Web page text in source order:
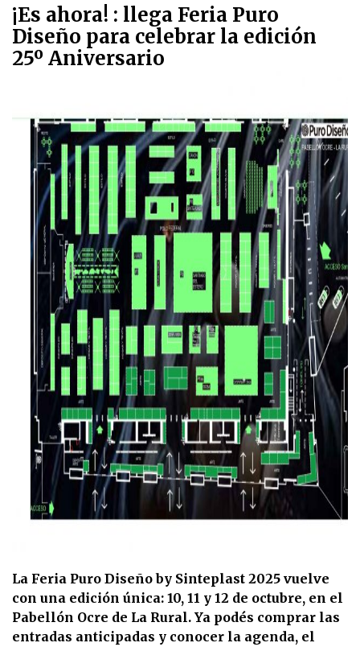
¡Es ahora! : llega Feria Puro
Diseño para celebrar la edición
25º Aniversario
La Feria Puro Diseño by Sinteplast 2025 vuelve
con una edición única: 10, 11 y 12 de octubre, en el
Pabellón Ocre de La Rural. Ya podés comprar las
entradas anticipadas y conocer la agenda, el